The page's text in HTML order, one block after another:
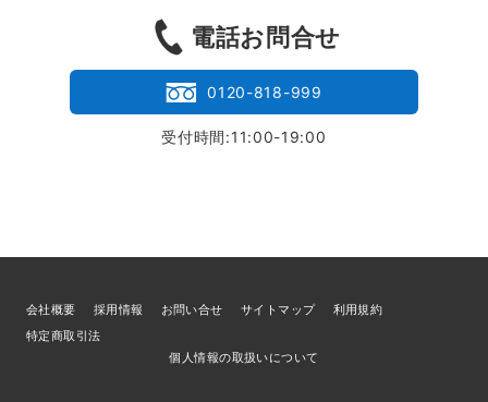
電話お問合せ
0120-818-999
受付時間:11:00-19:00
会社概要 採用情報 お問い合せ サイトマップ
利用規約
特定商取引法
個人情報の取扱いについて